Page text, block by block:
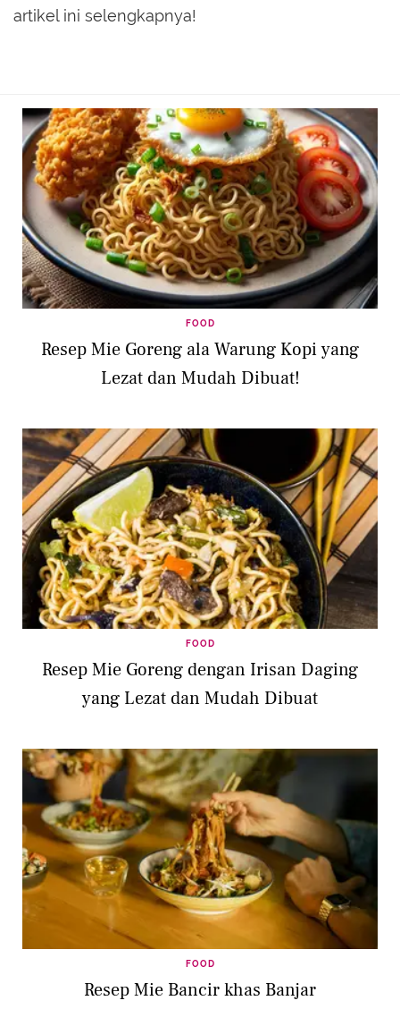
artikel ini selengkapnya!
FOOD
Resep Mie Goreng ala Warung Kopi yang
Lezat dan Mudah Dibuat!
FOOD
Resep Mie Goreng dengan Irisan Daging
yang Lezat dan Mudah Dibuat
FOOD
Resep Mie Bancir khas Banjar